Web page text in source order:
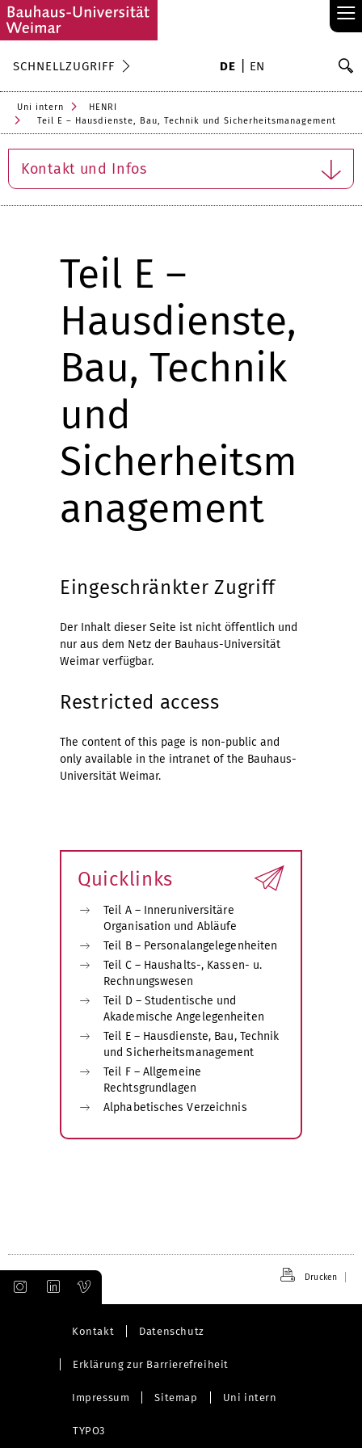
≡
SCHNELLZUGRIFF DE EN
Uni intern
HENRI
Teil E – Hausdienste, Bau, Technik und Sicherheitsmanagement
Kontakt und Infos
Teil E –
Hausdienste,
Bau, Technik
und
Sicherheitsm
anagement
Eingeschränkter Zugriff
Der Inhalt dieser Seite ist nicht öffentlich und
nur aus dem Netz der Bauhaus-Universität
Weimar verfügbar.
Restricted access
The content of this page is non-public and
only available in the intranet of the Bauhaus-
Universität Weimar.
Quicklinks
Teil A – Inneruniversitäre
Organisation und Abläufe
Teil B – Personalangelegenheiten
Teil C – Haushalts-, Kassen- u.
Rechnungswesen
Teil D – Studentische und
Akademische Angelegenheiten
Teil E – Hausdienste, Bau, Technik
und Sicherheitsmanagement
Teil F – Allgemeine
Rechtsgrundlagen
Alphabetisches Verzeichnis
Drucken
Kontakt Datenschutz
Erklärung zur Barrierefreiheit
Impressum Sitemap Uni intern
TYPO3